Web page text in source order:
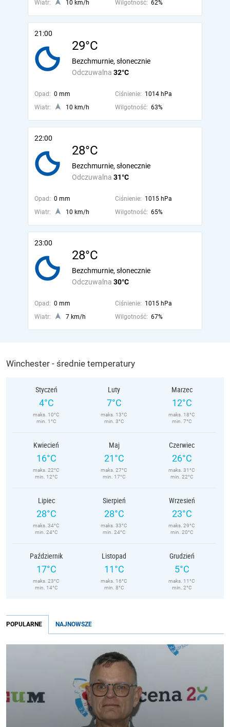
Wiatr: 10 km/h Wilgotność: 62%
21:00
29°C
Odczuwalna 32°C
Bezchmurnie, słonecznie
Opad: 0 mm Ciśnienie: 1014 hPa
Wiatr:
10 km/h Wilgotność: 63%
22:00
28°C
Odczuwalna 31°C
Bezchmurnie, słonecznie
Opad: 0 mm Ciśnienie: 1015 hPa
Wiatr:
10 km/h Wilgotność: 65%
23:00
28°C
Odczuwalna 30°C
Bezchmurnie, słonecznie
Opad: 0 mm Ciśnienie: 1015 hPa
Wiatr:
7 km/h Wilgotność: 67%
Winchester - średnie temperatury
Styczeń
4°C
maks. 10°C
min. 1°C
Luty
7°C
maks. 13°C
min. 3°C
Marzec
12°C
maks. 18°C
min. 7°C
Kwiecień
16°C
maks. 22°C
min. 12°C
Maj
21°C
maks. 27°C
min. 17°C
Czerwiec
26°C
maks. 31°C
min. 22°C
Lipiec
28°C
maks. 34°C
min. 24°C
Sierpień
28°C
maks. 33°C
min. 24°C
Wrzesień
23°C
maks. 29°C
min. 20°C
Październik
17°C
maks. 23°C
min. 14°C
Listopad
11°C
maks. 16°C
min. 8°C
Grudzień
5°C
maks. 11°C
min. 2°C
POPULARNE NAJNOWSZE